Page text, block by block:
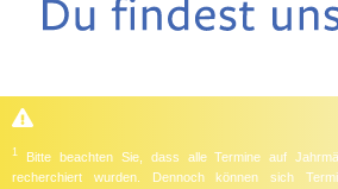
1 Bitte beachten Sie, dass alle Termine auf
recherchiert wurden. Dennoch können sich